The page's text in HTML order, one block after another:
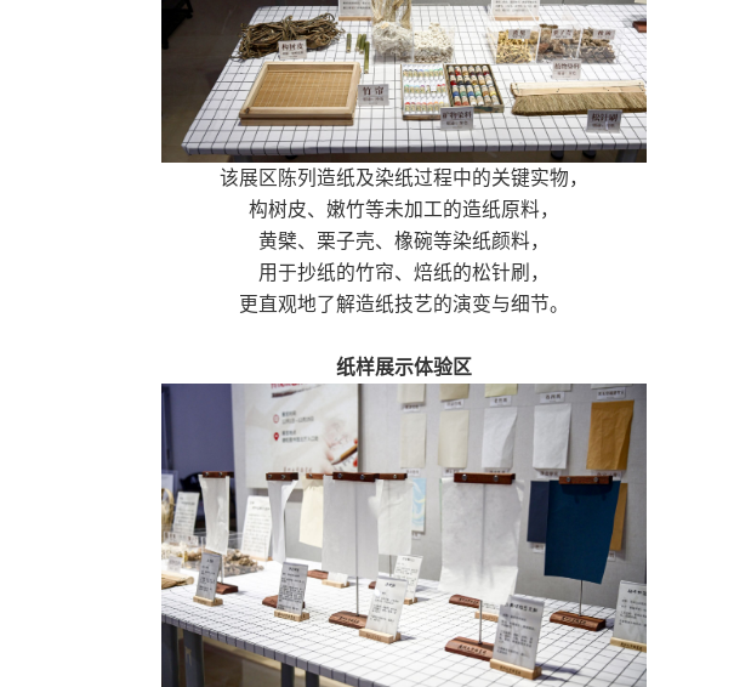
该展区陈列造纸及染纸过程中的关键实物，
构树皮、嫩竹等未加工的造纸原料，
黄檗、栗子壳、橡碗等染纸颜料，
用于抄纸的竹帘、焙纸的松针刷，
更直观地了解造纸技艺的演变与细节。
纸样展示体验区